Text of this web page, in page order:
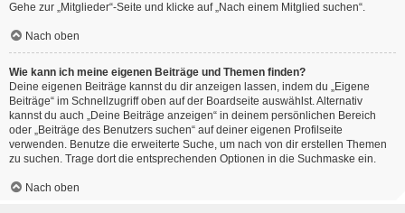
Gehe zur „Mitglieder“-Seite und klicke auf „Nach einem Mitglied suchen“.
Nach oben
Wie kann ich meine eigenen Beiträge und Themen finden?
Deine eigenen Beiträge kannst du dir anzeigen lassen, indem du „Eigene
Beiträge“ im Schnellzugriff oben auf der Boardseite auswählst. Alternativ
kannst du auch „Deine Beiträge anzeigen“ in deinem persönlichen Bereich
oder „Beiträge des Benutzers suchen“ auf deiner eigenen Profilseite
verwenden. Benutze die erweiterte Suche, um nach von dir erstellen Themen
zu suchen. Trage dort die entsprechenden Optionen in die Suchmaske ein.
Nach oben